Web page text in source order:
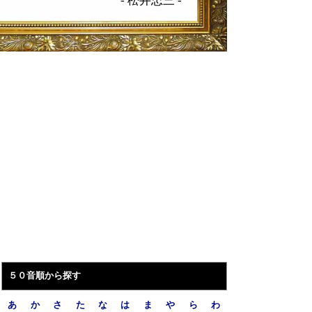
５０音順から探す
あ か さ た な は ま や ら わ